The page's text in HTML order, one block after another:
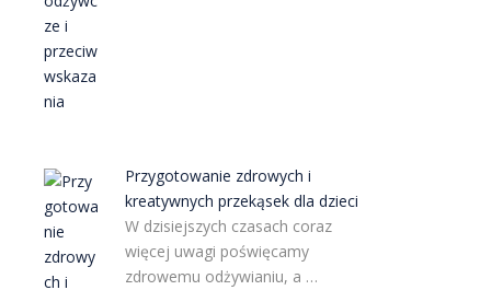
Przygotowanie zdrowych i
kreatywnych przekąsek dla dzieci
W dzisiejszych czasach coraz
więcej uwagi poświęcamy
zdrowemu odżywianiu, a …